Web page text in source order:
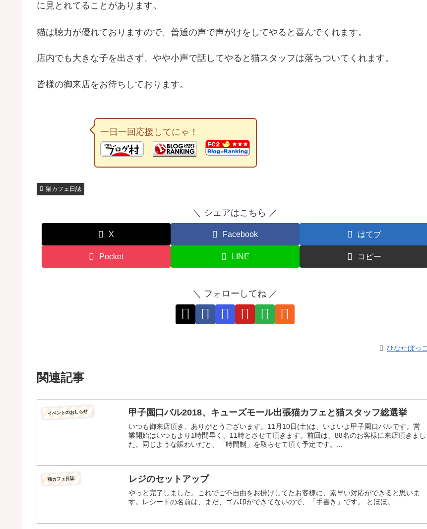
に見とれてることがあります。
猫は聴力が優れておりますので、普通の声で声がけをしてやると喜んでくれます。
店内でも大きな子を出さず、やや小声で話してやると猫スタッフは落ちついてくれます。
皆様の御来店をお待ちしております。
一日一回応援してにゃ！
猫カフェ日誌
＼ シェアはこちら ／
X Facebook はてブ
Pocket LINE コピー
＼ フォローしてね ／
ひなたぼっこ
関連記事
イベントのおしらせ 甲子園口バル2018、キューズモール出張猫カフェと猫スタッフ総選挙
いつも御来店頂き、ありがとうございます。11月10日(土)は、いよいよ甲子園口バルです。営
業開始はいつもより1時間早く、11時とさせて頂きます。前回は、88名のお客様に来店頂きまし
た。同じような賑わいだと、「時間制」を取らせて頂く予定です。...
猫カフェ日誌 レジのセットアップ
やっと完了しました。これでご不自由をお掛けしてたお客様に、素早い対応ができると思いま
す。レシートの名前は、まだ、ゴム印ができてないので、「手書き」です。 とほほ。